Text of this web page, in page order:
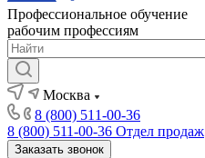
Профессиональное обучение
рабочим профессиям
Москва
8 (800) 511-00-36
8 (800) 511-00-36 Отдел продаж
Заказать звонок